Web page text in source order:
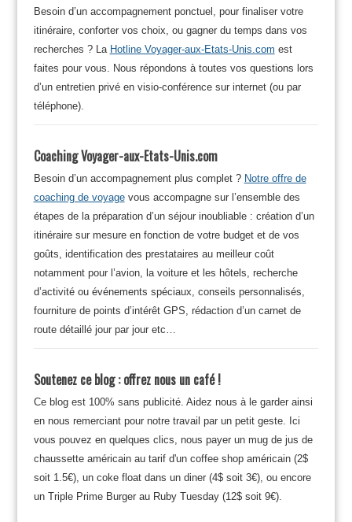
Besoin d’un accompagnement ponctuel, pour finaliser votre
itinéraire, conforter vos choix, ou gagner du temps dans vos
recherches ? La Hotline Voyager-aux-Etats-Unis.com est
faites pour vous. Nous répondons à toutes vos questions lors
d’un entretien privé en visio-conférence sur internet (ou par
téléphone).
Coaching Voyager-aux-Etats-Unis.com
Besoin d’un accompagnement plus complet ? Notre offre de
coaching de voyagevous accompagne sur l’ensemble des
étapes de la préparation d’un séjour inoubliable : création d’un
itinéraire sur mesure en fonction de votre budget et de vos
goûts, identification des prestataires au meilleur coût
notamment pour l’avion, la voiture et les hôtels, recherche
d’activité ou événements spéciaux, conseils personnalisés,
fourniture de points d’intérêt GPS, rédaction d’un carnet de
route détaillé jour par jour etc…
Soutenez ce blog : offrez nous un café !
Ce blog est 100% sans publicité. Aidez nous à le garder ainsi
en nous remerciant pour notre travail par un petit geste. Ici
vous pouvez en quelques clics, nous payer un mug de jus de
chaussette américain au tarif d'un coffee shop américain (2$
soit 1.5€), un coke float dans un diner (4$ soit 3€), ou encore
un Triple Prime Burger au Ruby Tuesday (12$ soit 9€).